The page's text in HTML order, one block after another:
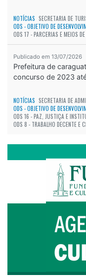
NOTÍCIAS SECRETARIA DE
ODS - OBJETIVO DE
ODS 17 - PARCERIAS E MEIOS
Publicado em 13/07/2026
Prefeitura de
concurso de 2023
NOTÍCIAS SECRETARIA DE
ODS - OBJETIVO DE
ODS 16 - PAZ, JUSTIÇA E
ODS 8 - TRABALHO DECENTE E